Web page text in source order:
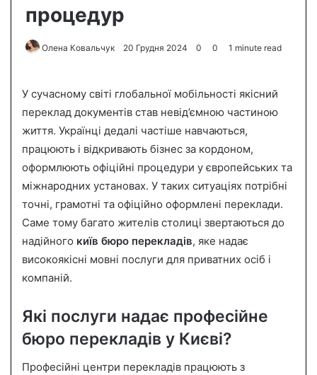
процедур
Олена Ковальчук
d
a
n
e
m
a
20 Грудня 2024 0 0 1 minute read
У сучасному світі глобальної мобільності якісний
переклад документів став невід’ємною частиною
життя. Українці дедалі частіше навчаються,
працюють і відкривають бізнес за кордоном,
оформлюють офіційні процедури у європейських та
міжнародних установах. У таких ситуаціях потрібні
точні, грамотні та офіційно оформлені переклади.
Саме тому багато жителів столиці звертаються до
надійного київ бюро перекладів, яке надає
високоякісні мовні послуги для приватних осіб і
компаній.
Які послуги надає професійне
бюро перекладів у Києві?
Професійні центри перекладів працюють з